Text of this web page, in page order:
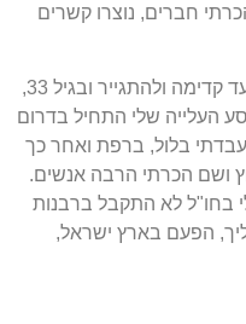
חברים, נוצרו קשרים
"אחרי שלוש שנים, החלטתי ללכת צעד קדימה ולהתגייר ובגיל 33,
העלייה שלי התחיל בדרום
בלול, ברפת ואחר כך
ושם הכרתי הרבה אנשים.
בחו"ל לא התקבל ברבנות
הפעם בארץ ישראל,